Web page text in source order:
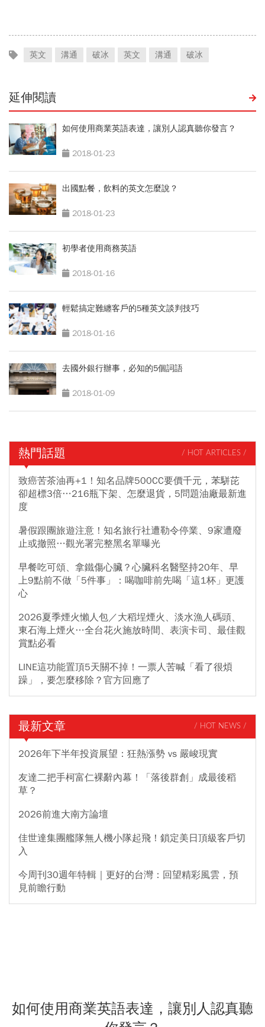
英文 溝通 破冰 英文 溝通 破冰
延伸閱讀
如何使用商業英語表達，讓別人認真聽你發言？
2018-01-23
出國點餐，飲料的英文怎麼說？
2018-01-23
初學者使用商務英語
2018-01-16
輕鬆搞定難纏客戶的5種英文談判技巧
2018-01-16
去國外銀行辦事，必知的5個詞語
2018-01-09
熱門話題 / HOT ARTICLES /
致癌苦茶油再+1！知名品牌500CC要價千元，苯駢芘
卻超標3倍…216瓶下架、怎麼退貨，5問題油廠最新進
度
暑假跟團旅遊注意！知名旅行社遭勒令停業、9家遭廢
止或撤照…觀光署完整黑名單曝光
早餐吃可頌、拿鐵傷心臟？心臟科名醫堅持20年、早
上9點前不做「5件事」：喝咖啡前先喝「這1杯」更護
心
2026夏季煙火懶人包／大稻埕煙火、淡水漁人碼頭、
東石海上煙火…全台花火施放時間、表演卡司、最佳觀
賞點必看
LINE這功能置頂5天關不掉！一票人苦喊「看了很煩
躁」，要怎麼移除？官方回應了
最新文章 / HOT NEWS /
2026年下半年投資展望：狂熱漲勢 vs 嚴峻現實
友達二把手柯富仁裸辭內幕！「落後群創」成最後稻
草？
2026前進大南方論壇
佳世達集團艦隊無人機小隊起飛！鎖定美日頂級客戶切
入
今周刊30週年特輯｜更好的台灣：回望精彩風雲，預
見前瞻行動
如何使用商業英語表達，讓別人認真聽